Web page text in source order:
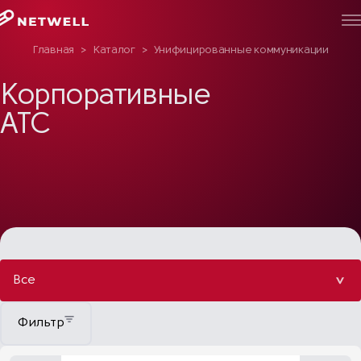
Главная > Каталог > Унифицированные коммуникации
Корпоративные
АТС
Все
Фильтр